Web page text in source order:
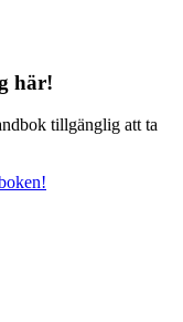
här!
tillgänglig att ta